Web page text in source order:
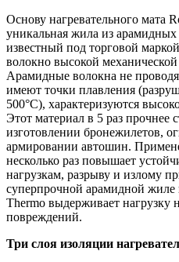
Основу нагревательного мата
уникальная жила из
известный под торговой
волокно высокой
Арамидные волокна не
имеют точки плавления
500°С), характеризуются
Этот материал в 5 раз прочнее
изготовлении бронежилетов,
армировании автошин.
несколько раз повышает
нагрузкам, разрыву и излому
суперпрочной арамидной жиле
Thermo выдерживает нагрузку
повреждений.
Три слоя изоляции